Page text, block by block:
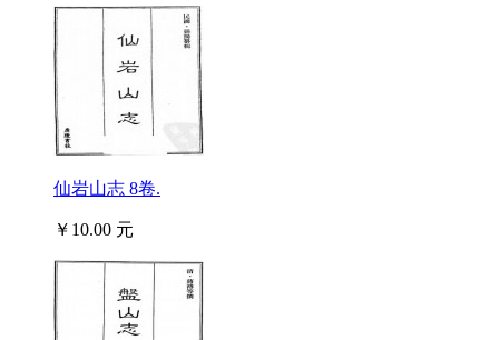
仙岩山志 8卷.
￥10.00 元